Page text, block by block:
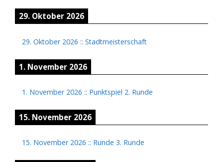
29. Oktober 2026
29. Oktober 2026 :: Stadtmeisterschaft
1. November 2026
1. November 2026 :: Punktspiel 2. Runde
15. November 2026
15. November 2026 :: Runde 3. Runde